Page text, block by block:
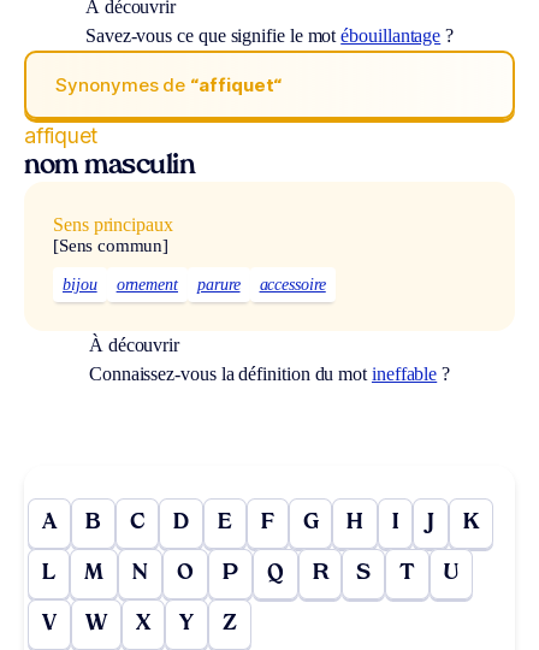
À découvrir
Savez-vous ce que signifie le motébouillantage ?
Synonymes de “affiquet“
affiquet
nom masculin
Sens principaux
[Sens commun]
bijou ornement parure accessoire
À découvrir
Connaissez-vous la définition du mot ineffable ?
A B C D E F G H I J K
L M N O P Q R S T U
V W X Y Z